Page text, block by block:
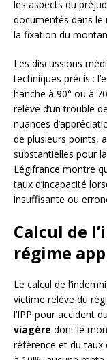
les aspects du
documentés dans le
la fixation du
Les discussions
techniques précis :
hanche à 90° ou à
relève d’un trouble
nuances
de plusieurs points,
substantielles pour
Légifrance montre
taux d’incapacité
insuffisante ou
Calcul de
régime
Le calcul de
victime relève du
l’IPP pour accident
viagère dont le
référence et du taux